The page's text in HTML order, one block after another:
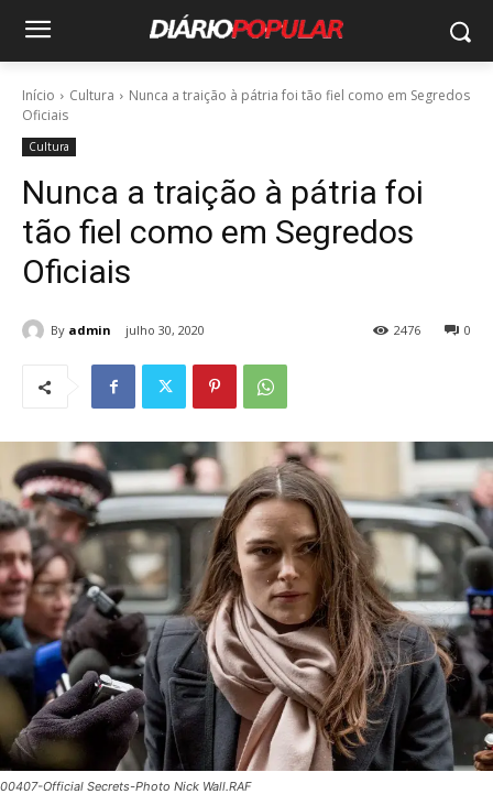
Início Cultura
Nunca a traição à pátria foi tão fiel como em Segredos
Oficiais
Cultura
Nunca a traição à pátria foi
tão fiel como em Segredos
Oficiais
By admin julho 30, 2020 0
2476
00407-Official Secrets-Photo Nick Wall.RAF